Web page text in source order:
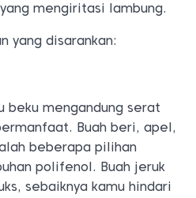
mengiritasi lambung.
yang disarankan:
beku mengandung serat
Buah beri, apel,
beberapa pilihan
polifenol. Buah jeruk
sebaiknya kamu hindari